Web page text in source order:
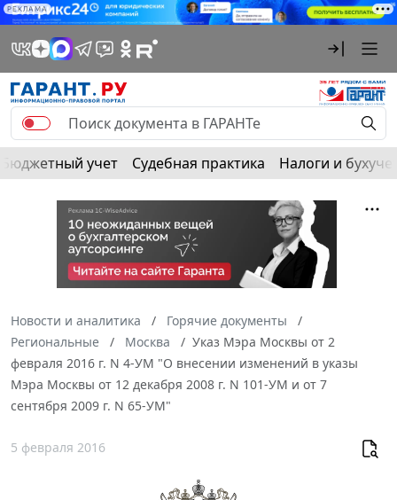
РЕКЛАМА
Бюджетный учет Судебная практика Налоги и
Новости и аналитика
Горячие документы
Региональные
Москва
Указ Мэра Москвы от 2
февраля 2016 г. N 4-УМ "О внесении изменений в указы
Мэра Москвы от 12 декабря 2008 г. N 101-УМ и от 7
сентября 2009 г. N 65-УМ"
5 февраля 2016